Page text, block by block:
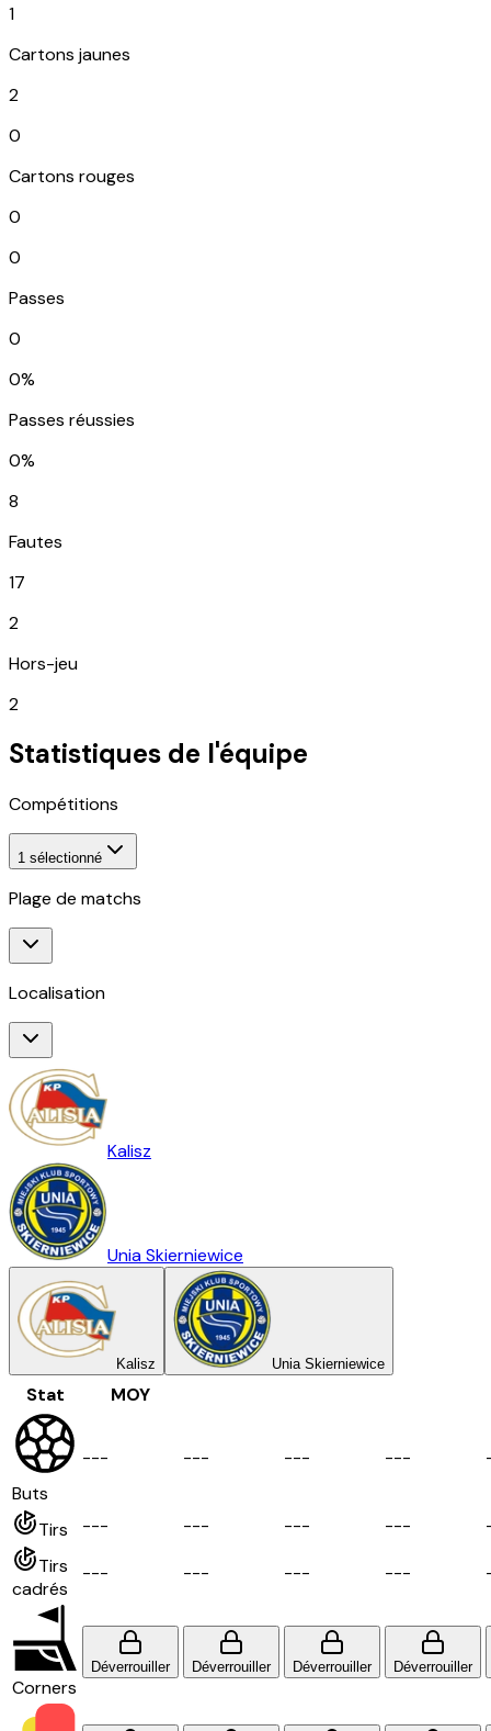
1
Cartons jaunes
2
0
Cartons rouges
0
0
Passes
0
0%
Passes réussies
0%
8
Fautes
17
2
Hors-jeu
2
Statistiques de l'équipe
Compétitions
1 sélectionné
Plage de matchs
Localisation
Kalisz
Unia Skierniewice
Kalisz Unia Skierniewice
Stat MOY
Buts
--- --- --- ---
Tirs --- --- --- ---
Tirs
cadrés
--- --- --- ---
Corners
Déverrouiller Déverrouiller Déverrouiller Déverrouiller